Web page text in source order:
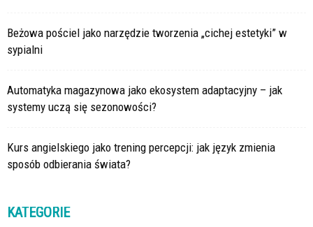
Beżowa pościel jako narzędzie tworzenia „cichej estetyki” w
sypialni
Automatyka magazynowa jako ekosystem adaptacyjny – jak
systemy uczą się sezonowości?
Kurs angielskiego jako trening percepcji: jak język zmienia
sposób odbierania świata?
KATEGORIE